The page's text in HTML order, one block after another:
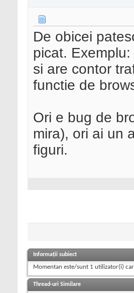
De obicei
picat.
si are contor
functie de
Ori e bug de
mira), ori ai un
figuri.
Informații subiect
Momentan este/sunt 1 utilizator(i)
Thread-uri Similare